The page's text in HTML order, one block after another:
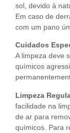
sol, devido à
Em caso de
com um pano
Cuidados
A limpeza deve
químicos
Limpeza
facilidade na
de ar para
químicos. Para